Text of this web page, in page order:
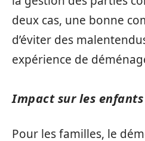
deux cas, une bonne
d’éviter des
expérience de
Impact sur les enfants
Pour les familles, le